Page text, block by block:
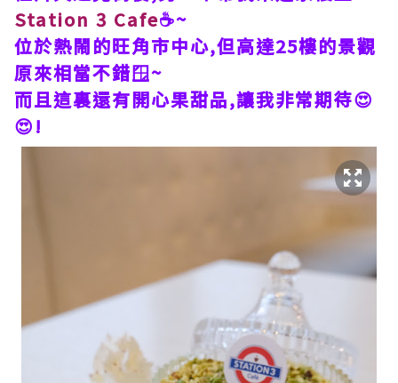
Station 3 Cafe☕️~
位於熱鬧的旺角市中心,但高達25樓的景觀
原來相當不錯🪟~
而且這裏還有開心果甜品,讓我非常期待😍
😍!